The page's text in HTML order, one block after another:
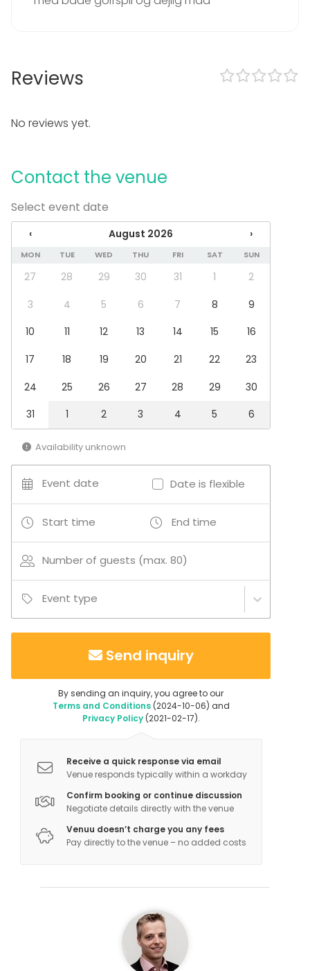
Meeting
Conference / Seminar
Business / Corporate Event
Venue type
Multi-purpose event space
Party room
House
Bar
Activities
Golf
Der er 8 golfsimulatorer og udstyr som kan benyttes.
Vi har 8 indendørs golfsimulatorer, hvor både øvede
og nybegyndere kan have det sjovt med de
indbyggede spil og konkurrencer
Reviews
No reviews yet.
Contact the venue
Select event date
‹ August 2026 ›
MON TUE WED THU FRI SAT SUN
27 28 29 30 31 1
2
3
4 5 6 7 8
9
10
11 12 13 14 15
16
17
18 19 20 21 22
23
24
25 26 27 28 29
30
31
1 2 3 4 5 6
Availability unknown
Event date Date is flexible
Start time End time
Number of guests (max. 80)
Event type
Send inquiry
By sending an inquiry, you agree to our
Terms and Conditions(2024-10-06) and
Privacy Policy(2021-02-17).
Receive a quick response via email
Venue responds typically within a workday
Confirm booking or continue discussion
Negotiate details directly with the venue
Venuu doesn’t charge you any fees
Pay directly to the venue – no added costs